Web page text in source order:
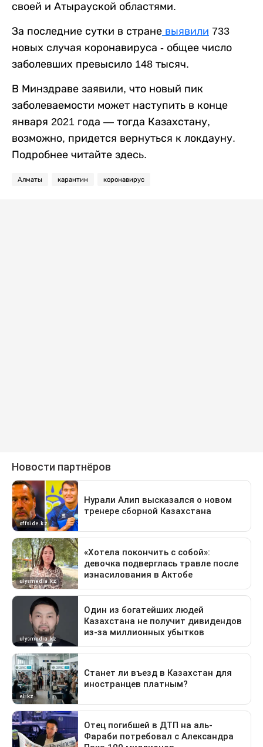
своей и Атырауской областями.
За последние сутки в стране выявили 733
новых случая коронавируса - общее число
заболевших превысило 148 тысяч.
В Минздраве заявили, что новый пик
заболеваемости может наступить в конце
января 2021 года — тогда Казахстану,
возможно, придется вернуться к локдауну.
Подробнее читайте здесь.
Алматы карантин коронавирус